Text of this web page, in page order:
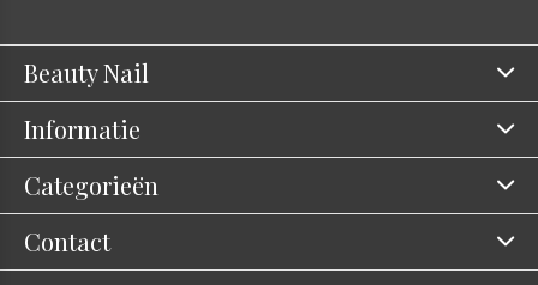
Beauty Nail
Informatie
Categorieën
Contact